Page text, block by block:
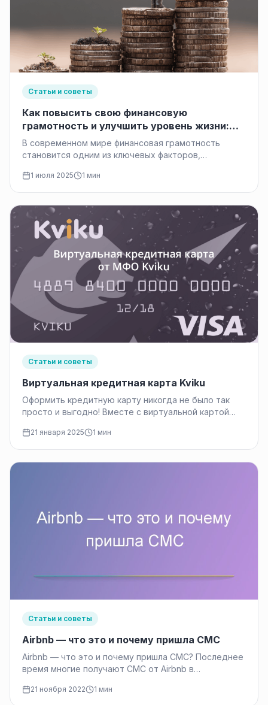
Статьи и советы
Как повысить свою финансовую
грамотность и улучшить уровень жизни:
практические советы и развитие навыков
В современном мире финансовая грамотность
становится одним из ключевых факторов,
управлять своими деньгами,…
1 июля 2025 1 мин
Статьи и советы
Виртуальная кредитная карта Kviku
Оформить кредитную карту никогда не было так
просто и выгодно! Вместе с виртуальной картой
21 января 2025 1 мин
Статьи и советы
Airbnb — что это и почему пришла СМС
Airbnb — что это и почему пришла СМС? Последнее
время многие получают СМС от Airbnb в
21 ноября 2022 1 мин